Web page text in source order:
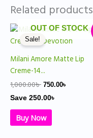
Related products
OUT OF STOCK
Sale!
Milani Amore Matte Lip
Creme-14...
1,000.00৳
Original
was:
750.00৳
Current
is:
Save 250.00৳
Buy Now